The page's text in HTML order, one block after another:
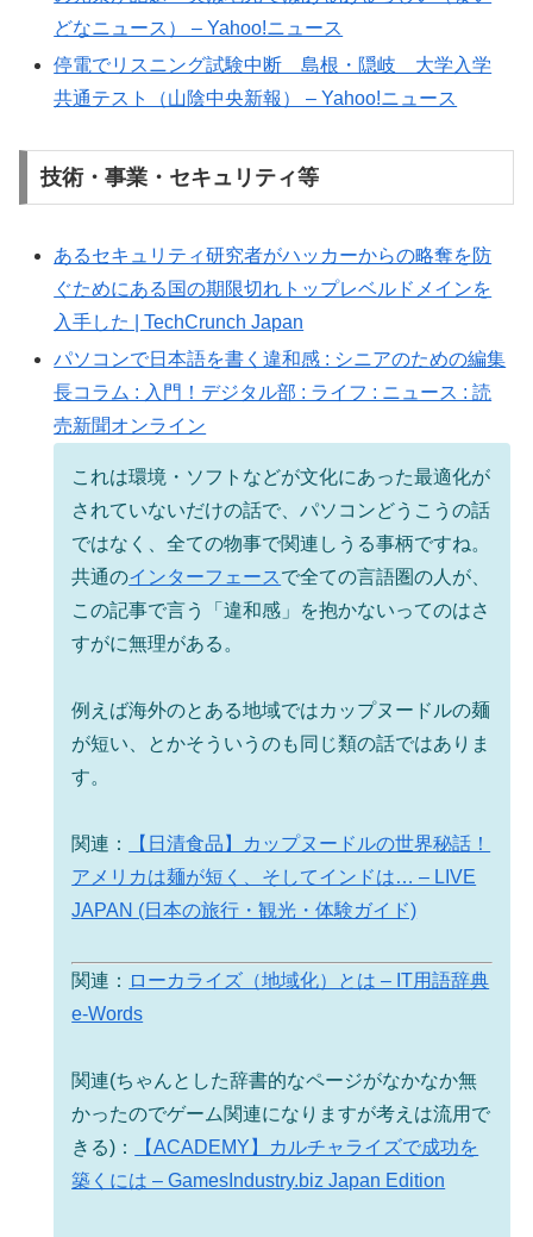
どなニュース） – Yahoo!ニュース
停電でリスニング試験中断 島根・隠岐 大学入学
共通テスト（山陰中央新報） – Yahoo!ニュース
技術・事業・セキュリティ等
あるセキュリティ研究者がハッカーからの略奪を防
ぐためにある国の期限切れトップレベルドメインを
入手した | TechCrunch Japan
パソコンで日本語を書く違和感 : シニアのための編集
長コラム : 入門！デジタル部 : ライフ : ニュース : 読
売新聞オンライン
これは環境・ソフトなどが文化にあった最適化が
されていないだけの話で、パソコンどうこうの話
ではなく、全ての物事で関連しうる事柄ですね。
共通のインターフェース で全ての言語圏の人が、
この記事で言う「違和感」を抱かないってのはさ
すがに無理がある。
例えば海外のとある地域ではカップヌードルの麺
が短い、とかそういうのも同じ類の話ではありま
す。
関連：
【日清食品】カップヌードルの世界秘話！
アメリカは麺が短く、そしてインドは… – LIVE
JAPAN (日本の旅行・観光・体験ガイド)
関連： ローカライズ（地域化）とは – IT用語辞典
e-Words
関連(ちゃんとした辞書的なページがなかなか無
かったのでゲーム関連になりますが考えは流用で
きる)：
【ACADEMY】カルチャライズで成功を
築くには – GamesIndustry.biz Japan Edition